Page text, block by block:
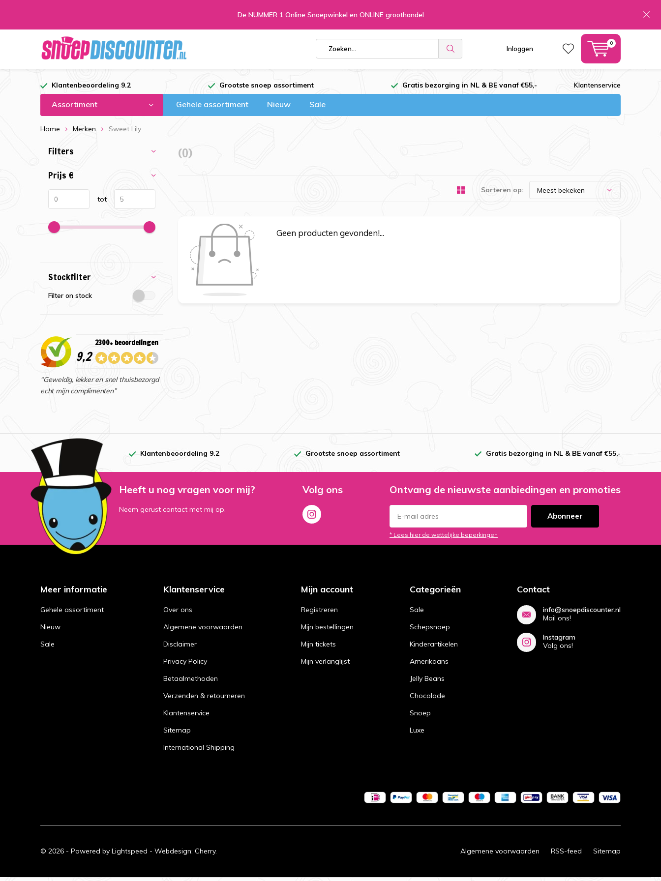
Inloggen
0
De NUMMER 1 Online Snoepwinkel en ONLINE groothandel
Klantenbeoordeling 9.2 Grootste snoep assortiment Gratis bezorging in NL & BE vanaf €55,- Klantenservice
Assortiment Gehele assortiment Nieuw Sale
Home Merken Sweet Lily
(0)
Sorteren op:
Geen producten gevonden!...
Filters
Prijs €
tot
Stockfilter
Filter on stock
9,2
2300+ beoordelingen
“Geweldig, lekker en snel thuisbezorgd
echt mijn complimenten”
Klantenbeoordeling 9.2 Grootste snoep assortiment Gratis bezorging in NL & BE vanaf €55,-
Heeft u nog vragen voor mij?
Neem gerust contact met mij op.
Volg ons Ontvang de nieuwste aanbiedingen en promoties
Abonneer
* Lees hier de wettelijke beperkingen
Meer informatie
Gehele assortiment
Nieuw
Sale
Klantenservice
Over ons
Algemene voorwaarden
Disclaimer
Privacy Policy
Betaalmethoden
Verzenden & retourneren
Klantenservice
Sitemap
International Shipping
Mijn account
Registreren
Mijn bestellingen
Mijn tickets
Mijn verlanglijst
Categorieën
Sale
Schepsnoep
Kinderartikelen
Amerikaans
Jelly Beans
Chocolade
Snoep
Luxe
Contact
info@snoepdiscounter.nl
Mail ons!
Instagram
Volg ons!
© 2026 - Powered by Lightspeed - Webdesign: Cherry. Algemene voorwaarden RSS-feed Sitemap